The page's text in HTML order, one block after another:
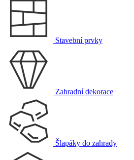
Stavební prvky
Zahradní dekorace
Šlapáky do zahrady